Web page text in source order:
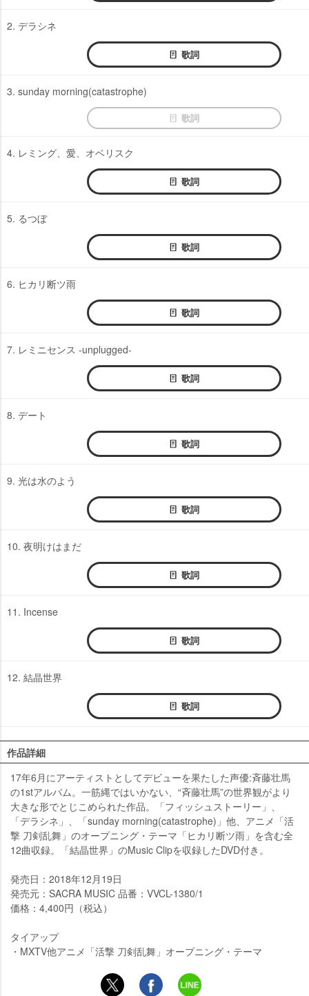
2. デラシネ
歌詞
3. sunday morning(catastrophe)
歌詞
4. レミング、愛、オベリスク
歌詞
5. るつぼ
歌詞
6. ヒカリ断ツ雨
歌詞
7. レミニセンス -unplugged-
歌詞
8. デート
歌詞
9. 光は水のよう
歌詞
10. 夜明けはまだ
歌詞
11. Incense
歌詞
12. 結晶世界
歌詞
作品詳細
17年6月にアーティストとしてデビューを果たした声優:斉藤壮馬
の1stアルバム。一筋縄ではいかない、“斉藤壮馬”の世界観がより
大きな形でとじこめられた作品。「フィッシュストーリー」、
「デラシネ」、「sunday morning(catastrophe)」他、アニメ「活
撃 刀剣乱舞」のオープニング・テーマ「ヒカリ断ツ雨」を含む全
12曲収録。「結晶世界」のMusic Clipを収録したDVD付き。
発売日：2018年12月19日
発売元：SACRA MUSIC 品番：VVCL-1380/1
価格：4,400円（税込）
タイアップ
・MXTV他アニメ「活撃 刀剣乱舞」オープニング・テーマ